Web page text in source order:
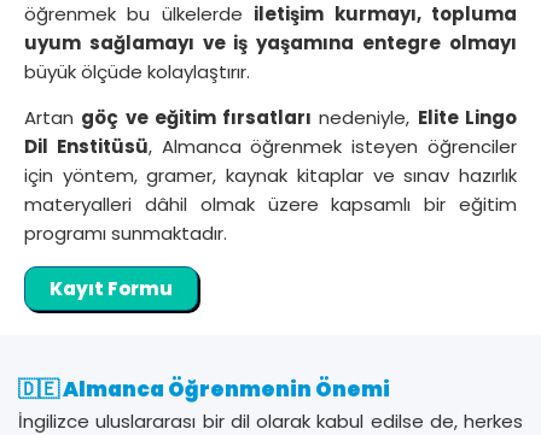
öğrenmek bu ülkelerde iletişim kurmayı, topluma
uyum sağlamayı ve iş yaşamına entegre olmayı
büyük ölçüde kolaylaştırır.
Artan göç ve eğitim fırsatları nedeniyle, Elite Lingo
Dil Enstitüsü, Almanca öğrenmek isteyen öğrenciler
için yöntem, gramer, kaynak kitaplar ve sınav hazırlık
materyalleri dâhil olmak üzere kapsamlı bir eğitim
programı sunmaktadır.
Kayıt Formu
🇩🇪 Almanca Öğrenmenin Önemi
İngilizce uluslararası bir dil olarak kabul edilse de, herkes